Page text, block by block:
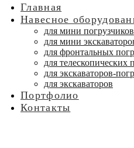
Главная
Навесное
для мини погрузчиков
для мини
для фронтальных
для телескопических
для экскаваторов-
для экскаваторов
Портфолио
Контакты